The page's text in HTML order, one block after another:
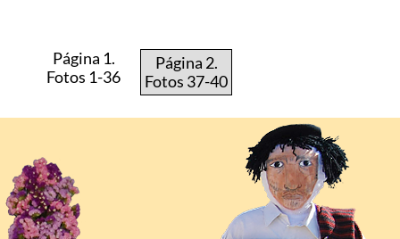
Página 1.
Fotos 1-36
Página 2.
Fotos 37-40